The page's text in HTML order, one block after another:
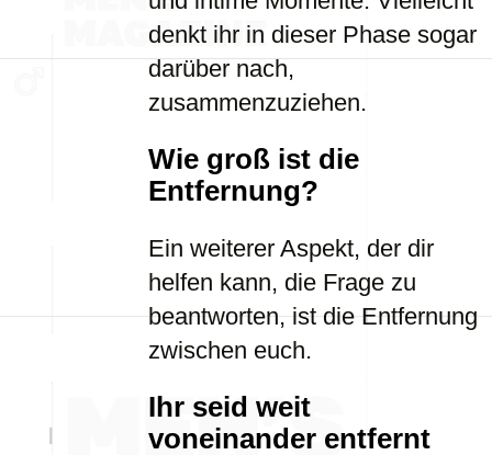
denkt ihr in dieser Phase sogar
darüber nach,
zusammenzuziehen.
Wie groß ist die
Entfernung?
Ein weiterer Aspekt, der dir
helfen kann, die Frage zu
beantworten, ist die Entfernung
zwischen euch.
Ihr seid weit
voneinander entfernt